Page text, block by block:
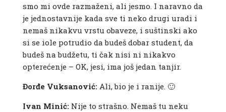
smo mi ovde razmaženi, ali jesmo. I naravno da
je jednostavnije kada sve ti neko drugi uradi i
nemaš nikakvu vrstu obaveze, i suštinski ako
si se iole potrudio da budeš dobar student, da
budeš na budžetu, ti čak nisi ni nikakvo
opterećenje – OK, jesi, ima još jedan tanjir.
Đorđe Vuksanović:Ali, bio je i ranije. 🙂
Ivan Minić:Nije to strašno. Nemaš tu neku